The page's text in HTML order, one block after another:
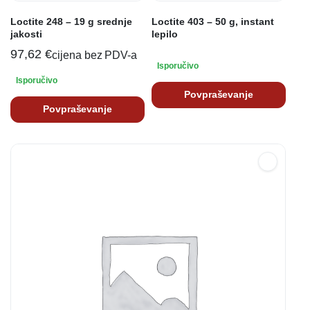
Loctite 248 – 19 g srednje
jakosti
97,62 €cijena bez PDV-a
Isporučivo
Povpraševanje
Loctite 403 – 50 g, instant
lepilo
Isporučivo
Povpraševanje